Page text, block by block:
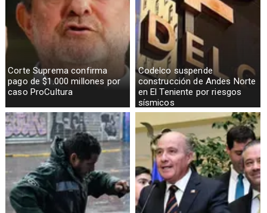
Corte Suprema confirma
pago de $1.000 millones por
caso ProCultura
Codelco suspende
construcción de Andes Norte
en El Teniente por riesgos
sísmicos